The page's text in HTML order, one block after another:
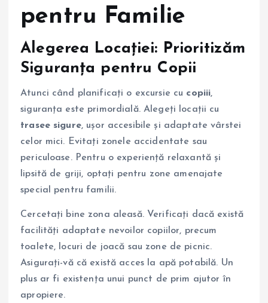
pentru Familie
Alegerea Locației: Prioritizăm
Siguranța pentru Copii
Atunci când planificați o excursie cu copiii,
siguranța este primordială. Alegeți locații cu
trasee sigure, ușor accesibile și adaptate vârstei
celor mici. Evitați zonele accidentate sau
periculoase. Pentru o experiență relaxantă și
lipsită de griji, optați pentru zone amenajate
special pentru familii.
Cercetați bine zona aleasă. Verificați dacă există
facilități adaptate nevoilor copiilor, precum
toalete, locuri de joacă sau zone de picnic.
Asigurați-vă că există acces la apă potabilă. Un
plus ar fi existența unui punct de prim ajutor în
apropiere.